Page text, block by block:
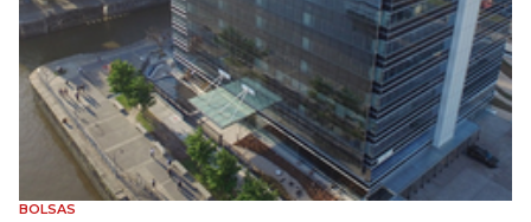
BOLSAS